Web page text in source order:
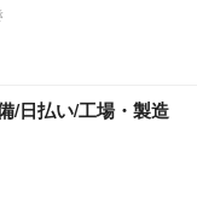
/日払い/工場・製造